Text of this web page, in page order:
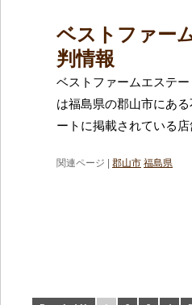
ベストファー
判情報
ベストファームエステ
は福島県の郡山市にあ
ートに掲載されている
関連ページ | 郡山市 福島県